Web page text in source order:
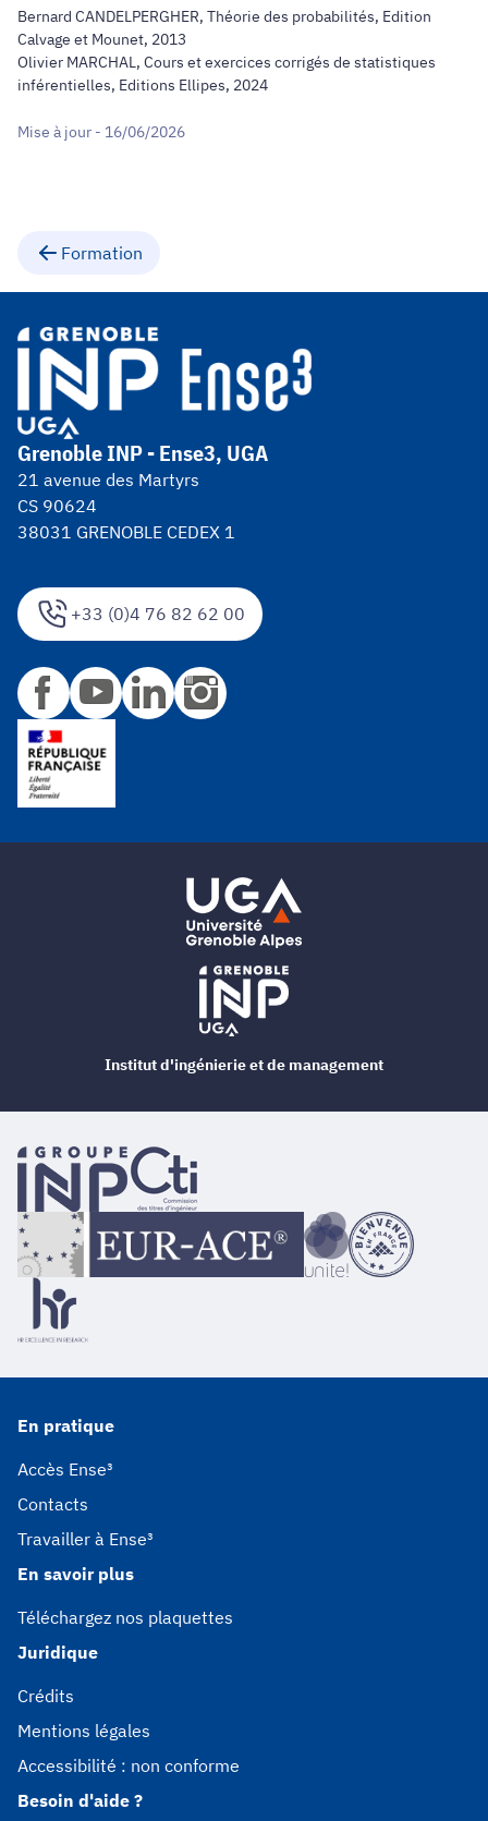
Bernard CANDELPERGHER, Théorie des probabilités, Edition
Calvage et Mounet, 2013
Olivier MARCHAL, Cours et exercices corrigés de statistiques
inférentielles, Editions Ellipes, 2024
Mise à jour - 16/06/2026
Formation
+33 (0)4 76 82 62 00
Grenoble INP - Ense3, UGA
21 avenue des Martyrs
CS 90624
38031 GRENOBLE CEDEX 1
En pratique
Accès Ense³
Contacts
Travailler à Ense³
En savoir plus
Téléchargez nos plaquettes
Juridique
Crédits
Mentions légales
Accessibilité : non conforme
Besoin d'aide ?
Institut d'ingénierie et de management